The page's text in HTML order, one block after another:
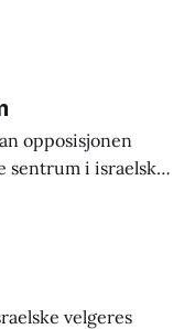
opposisjonen
sentrum i israelsk
velgeres